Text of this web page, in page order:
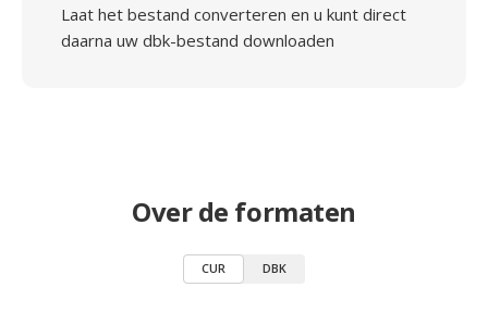
Laat het bestand converteren en u kunt direct
daarna uw dbk-bestand downloaden
Over de formaten
CUR DBK